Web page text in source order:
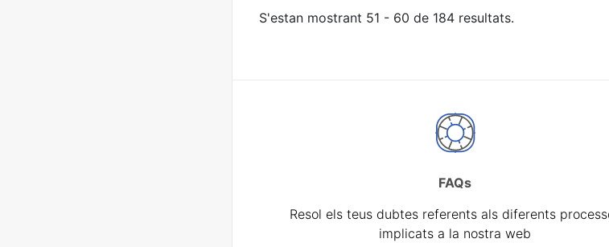
S'estan mostrant 51 - 60 de 184 resultats.
FAQs
Resol els teus dubtes referents als diferents
implicats a la nostra web